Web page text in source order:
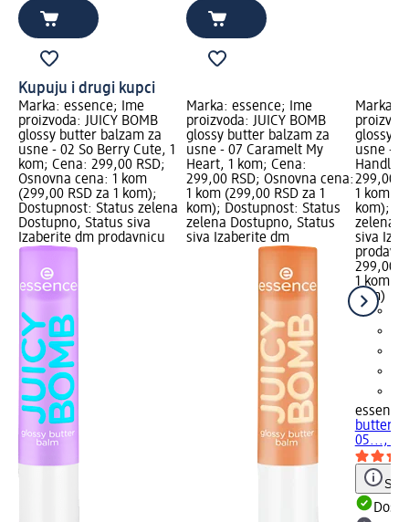
Kupuju i drugi kupci
Marka: essence; Ime
proizvoda: JUICY BOMB
glossy butter balzam za
usne - 02 So Berry Cute, 1
kom; Cena: 299,00 RSD;
Osnovna cena: 1 kom
(299,00 RSD za 1 kom);
Dostupnost: Status zelena
Dostupno, Status siva
Izaberite dm prodavnicu
Marka: essence; Ime
proizvoda: JUICY BOMB
glossy butter balzam za
usne - 07 Caramelt My
Heart, 1 kom; Cena:
299,00 RSD; Osnovna cena:
1 kom (299,00 RSD za 1
kom); Dostupnost: Status
zelena Dostupno, Status
siva Izaberite dm
Marka:
glossy
usne -
Handle,
299,00
1 kom
kom);
zelena
siva
299,00
1 kom
kom)
essence
butter
05..., 1